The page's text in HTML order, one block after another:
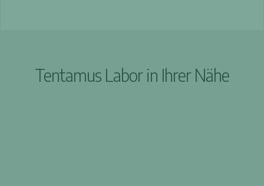
Tentamus Labor in Ihrer Nähe